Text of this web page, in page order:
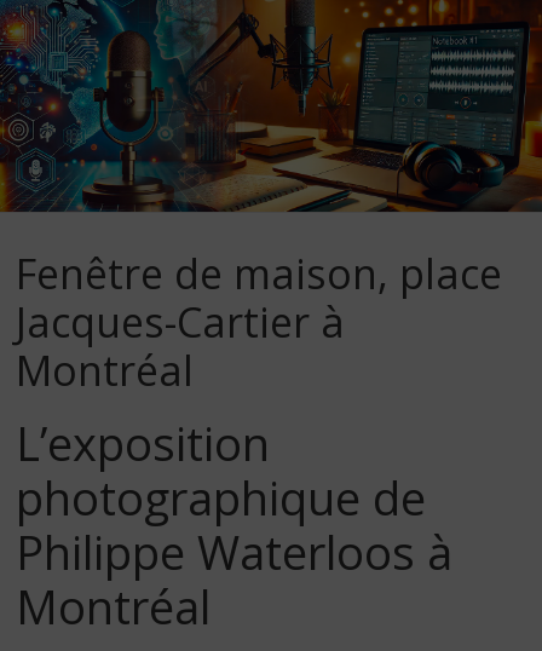
Fenêtre de maison, place
Jacques-Cartier à
Montréal
L’exposition
photographique de
Philippe Waterloos à
Montréal